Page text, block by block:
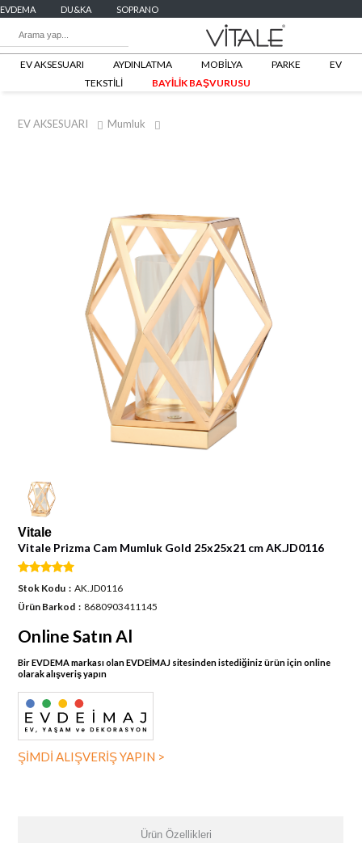
EVDEMA DU&KA SOPRANO
EV AKSESUARI AYDINLATMA MOBİLYA PARKE
EV
TEKSTİLİ
BAYİLİK BAŞVURUSU
EV AKSESUARI Mumluk
Vitale
Vitale Prizma Cam Mumluk Gold 25x25x21 cm AK.JD0116
Stok Kodu
AK.JD0116
Ürün Barkod
8680903411145
Online Satın Al
Bir EVDEMA markası olan EVDEİMAJ sitesinden istediğiniz ürün için online
olarak alışveriş yapın
ŞİMDİ ALIŞVERİŞ YAPIN >
Ürün Özellikleri